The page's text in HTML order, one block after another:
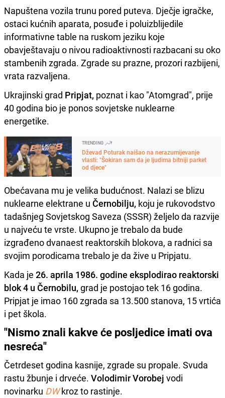
Napuštena vozila trunu pored puteva. Dječje igračke,
ostaci kućnih aparata, posuđe i poluizblijedile
informativne table na ruskom jeziku koje
obavještavaju o nivou radioaktivnosti razbacani su oko
stambenih zgrada. Zgrade su prazne, prozori razbijeni,
vrata razvaljena.
Ukrajinski grad Pripjat, poznat i kao "Atomgrad", prije
40 godina bio je ponos sovjetske nuklearne
energetike.
TRENDING
Dževad Poturak naišao na nerazumijevanje
vlasti: "Šokiran sam da je ljudima bitniji parket
od djece"
Obećavana mu je velika budućnost. Nalazi se blizu
nuklearne elektrane u Černobilju, koju je rukovodstvo
tadašnjeg Sovjetskog Saveza (SSSR) željelo da razvije
u najveću te vrste. Ukupno je trebalo da bude
izgrađeno dvanaest reaktorskih blokova, a radnici sa
svojim porodicama trebalo je da žive u Pripjatu.
Kada je 26. aprila 1986. godine eksplodirao reaktorski
blok 4 u Černobilu, grad je postojao tek 16 godina.
Pripjat je imao 160 zgrada sa 13.500 stanova, 15 vrtića
i pet škola.
"Nismo znali kakve će posljedice imati ova
nesreća"
Četrdeset godina kasnije, zgrade su propale. Svuda
rastu žbunje i drveće. Volodimir Vorobej vodi
novinarku DW kroz to rastinje.